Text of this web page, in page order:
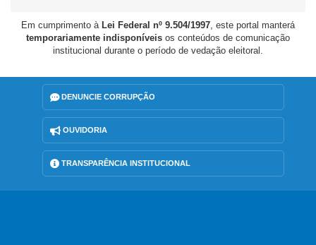
Em cumprimento à Lei Federal nº 9.504/1997, este portal manterá
temporariamente indisponíveis os conteúdos de comunicação
institucional durante o período de vedação eleitoral.
DENUNCIE CORRUPÇÃO
OUVIDORIA
TRANSPARÊNCIA INSTITUCIONAL